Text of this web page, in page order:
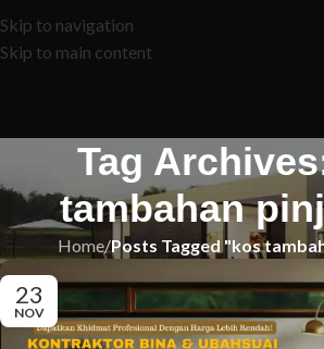
Skip to navigation
Skip to main content
Tag
tambahan
Home/Posts Tagged "kos
23
NOV